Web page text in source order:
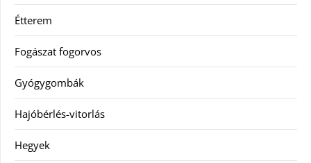
Étterem
Fogászat fogorvos
Gyógygombák
Hajóbérlés-vitorlás
Hegyek